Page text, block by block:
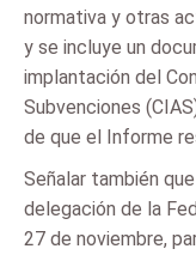
normativa y otras
y se incluye un
implantación del
Subvenciones
de que el Informe
Señalar también
delegación de la
27 de noviembre,